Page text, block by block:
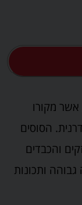
מקורו
הסוסים
והכבדים
ותכונות